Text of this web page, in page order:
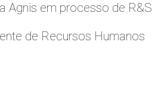
Agnis em processo de R&S
de Recursos Humanos